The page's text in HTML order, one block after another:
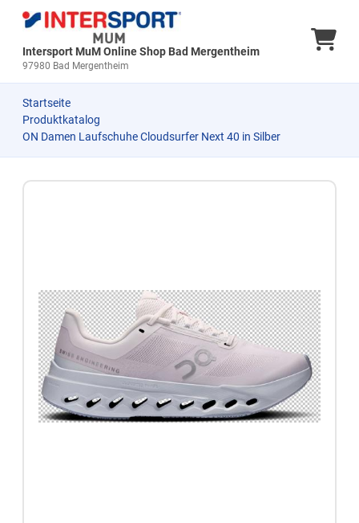
Intersport MuM Online Shop Bad Mergentheim
97980 Bad Mergentheim
Startseite
Produktkatalog
ON Damen Laufschuhe Cloudsurfer Next 40 in Silber